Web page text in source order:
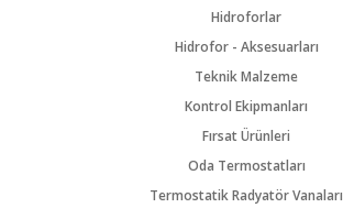
Hidroforlar
Hidrofor - Aksesuarları
Teknik Malzeme
Kontrol Ekipmanları
Fırsat Ürünleri
Oda Termostatları
Termostatik Radyatör Vanaları